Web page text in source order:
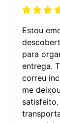
Estou
para
entrega.
correu
me